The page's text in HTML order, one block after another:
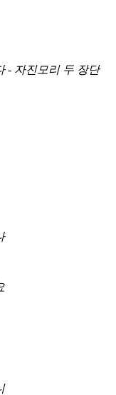
- 자진모리 두 장단